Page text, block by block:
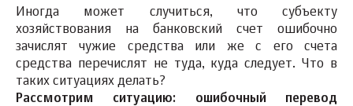
Иногда может случиться, что субъекту
хозяйствования на банковский счет ошибочно
зачислят чужие средства или же с его счета
средства перечислят не туда, куда следует. Что в
таких ситуациях делать?
Рассмотрим ситуацию: ошибочный перевод